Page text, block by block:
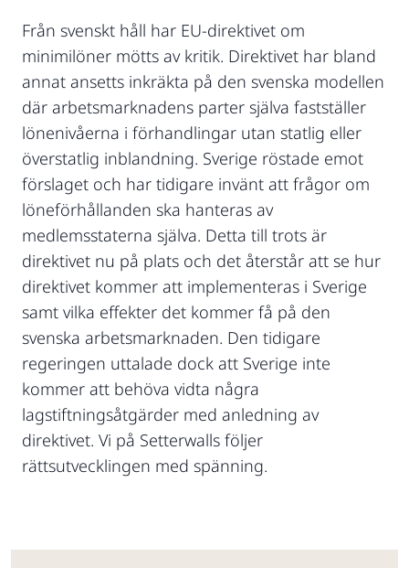
Från svenskt håll har EU-direktivet om
minimilöner mötts av kritik. Direktivet har bland
annat ansetts inkräkta på den svenska modellen
där arbetsmarknadens parter själva fastställer
lönenivåerna i förhandlingar utan statlig eller
överstatlig inblandning. Sverige röstade emot
förslaget och har tidigare invänt att frågor om
löneförhållanden ska hanteras av
medlemsstaterna själva. Detta till trots är
direktivet nu på plats och det återstår att se hur
direktivet kommer att implementeras i Sverige
samt vilka effekter det kommer få på den
svenska arbetsmarknaden. Den tidigare
regeringen uttalade dock att Sverige inte
kommer att behöva vidta några
lagstiftningsåtgärder med anledning av
direktivet. Vi på Setterwalls följer
rättsutvecklingen med spänning.